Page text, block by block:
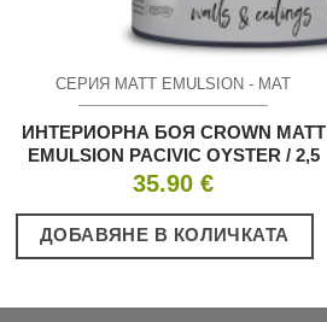
СЕРИЯ MATT EMULSION - МАТ
ИНТЕРИОРНА БОЯ CROWN MATT
EMULSION PACIVIC OYSTER / 2,5
35.90€
ДОБАВЯНЕ В КОЛИЧКАТА